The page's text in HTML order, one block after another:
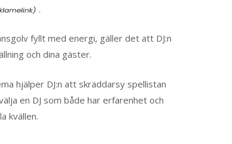
.
fyllt med energi, gäller det att DJ:n
och dina gäster.
hjälper DJ:n att skräddarsy spellistan
en DJ som både har erfarenhet och
kvällen.